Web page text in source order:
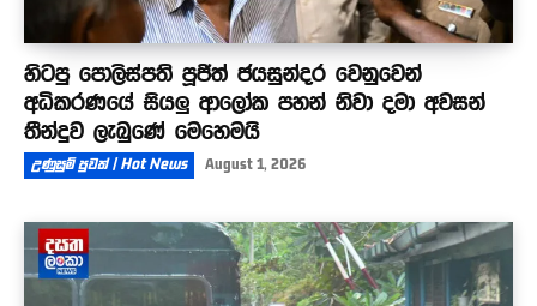
හිටපු පොලිස්පති පූජිත් ජයසුන්දර වෙනුවෙන්
අධිකරණයේ සියලු ආලෝක පහන් නිවා දමා අවසන්
තීන්දුව ලැබුණේ මෙහෙමයි
උණුසුම් පුවත් | Hot News August 1, 2026